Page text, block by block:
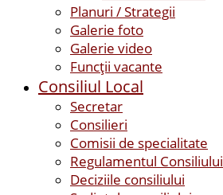
Planuri / Strategii
Galerie foto
Galerie video
Funcții vacante
Consiliul Local
Secretar
Consilieri
Comisii de specialitate
Regulamentul Consiliului
Deciziile consiliului